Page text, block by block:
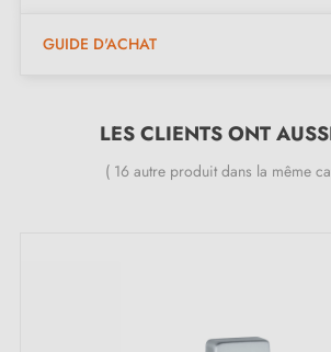
Type: Poignée de fenêtre oscillo-
Épaisseur de la rosace: 10 à 12
Poids net
: 0,535 kg
GUIDE D'ACHAT
LES CLIENTS ONT
( 16 autre produit dans la même